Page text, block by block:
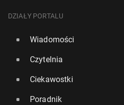
DZIAŁY PORTALU
Wiadomości
Czytelnia
Ciekawostki
Poradnik